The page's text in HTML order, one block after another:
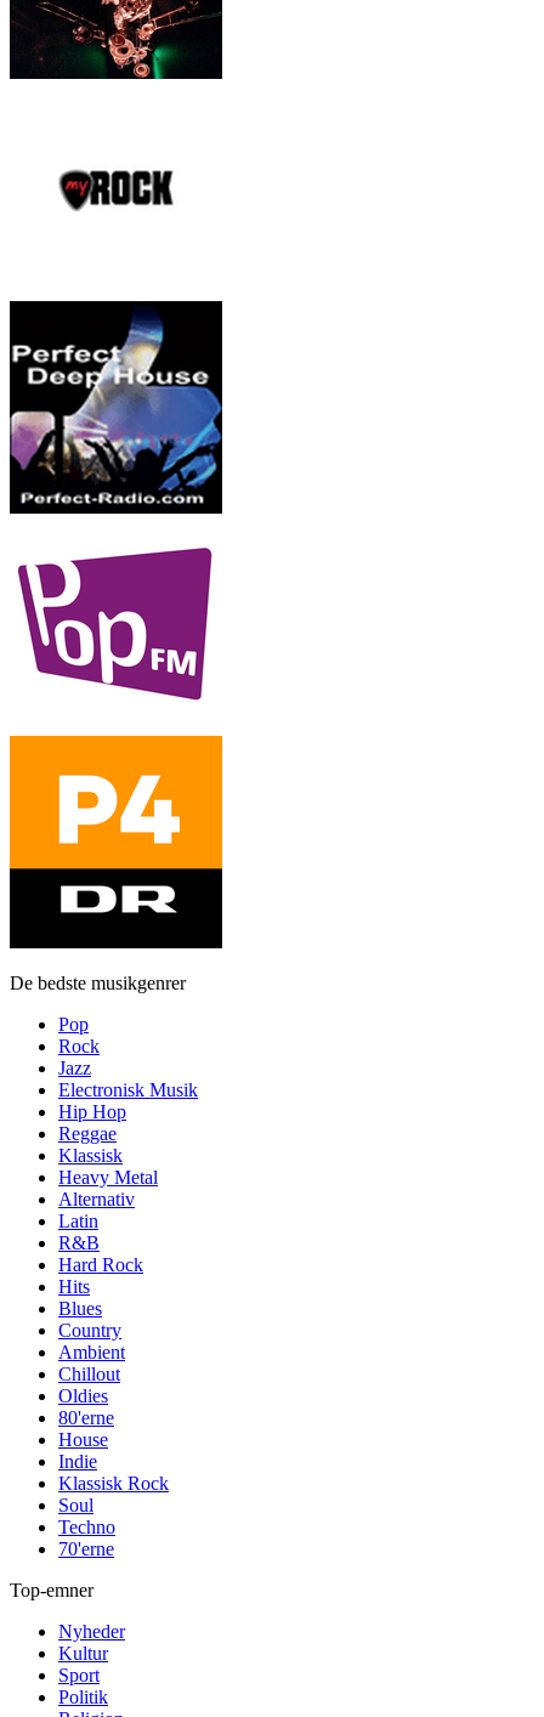
De bedste musikgenrer
Pop
Rock
Jazz
Electronisk Musik
Hip Hop
Reggae
Klassisk
Heavy Metal
Alternativ
Latin
R&B
Hard Rock
Hits
Blues
Country
Ambient
Chillout
Oldies
80'erne
House
Indie
Klassisk Rock
Soul
Techno
70'erne
Top-emner
Nyheder
Kultur
Sport
Politik